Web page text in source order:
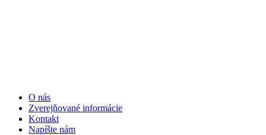
O nás
Zverejňované informácie
Kontakt
Napíšte nám